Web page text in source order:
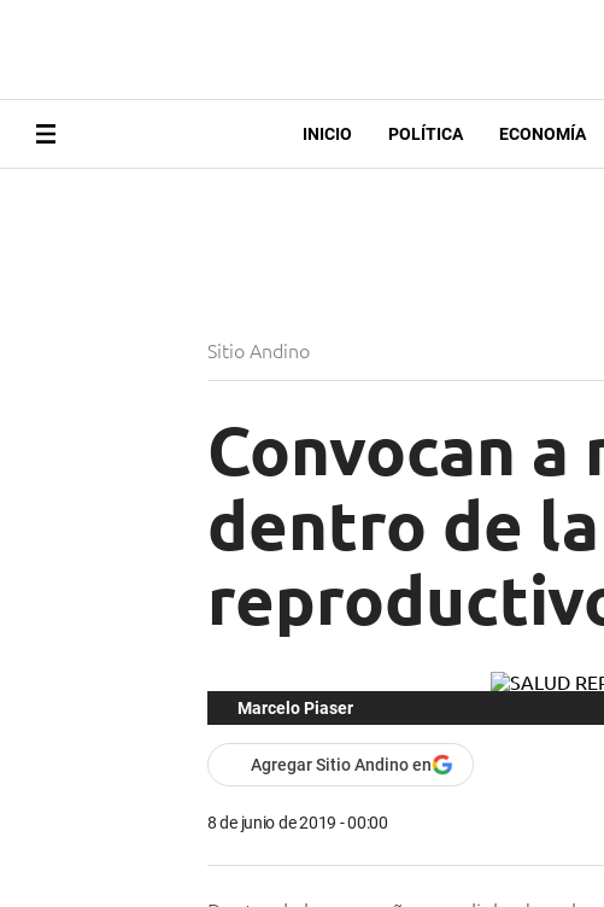
INICIO POLÍTICA ECONOMÍA
Sitio Andino
Convocan
dentro de
Marcelo Piaser
Agregar Sitio Andino en
8 de junio de 2019 - 00:00